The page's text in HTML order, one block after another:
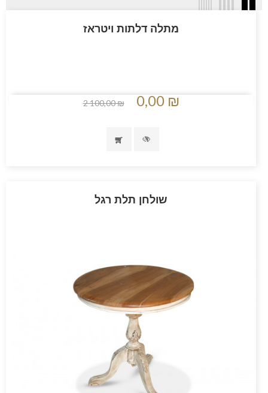
מתלה דלתות ויטראז
2 100,00 ₪ 0,00 ₪
שולחן תלת רגל